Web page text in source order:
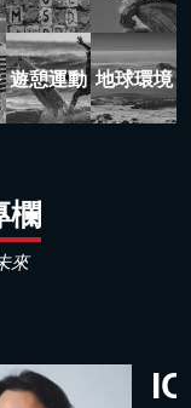
遊憩運動 地球環境
欄
來